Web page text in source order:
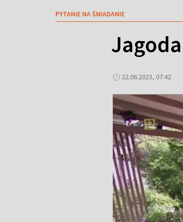
PYTANIE NA ŚNIADANIE
22.06.2023, 07:42